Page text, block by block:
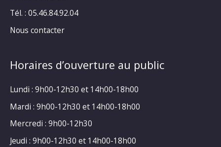
Tél. : 05.46.84.92.04
Nous contacter
Horaires d’ouverture au public
Lundi : 9h00-12h30 et 14h00-18h00
Mardi : 9h00-12h30 et 14h00-18h00
Mercredi : 9h00-12h30
Jeudi : 9h00-12h30 et 14h00-18h00